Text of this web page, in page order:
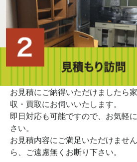
お見積にご納得いただけましたら
収・買取にお伺いいたします。
即日対応も可能ですので、お気軽
さい。
お見積内容にご満足いただけませ
ら、ご遠慮無くお断り下さい。